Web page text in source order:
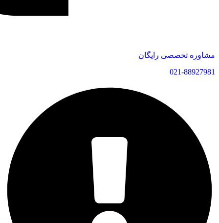
مشاوره تخصصی رایگان
021-88927981